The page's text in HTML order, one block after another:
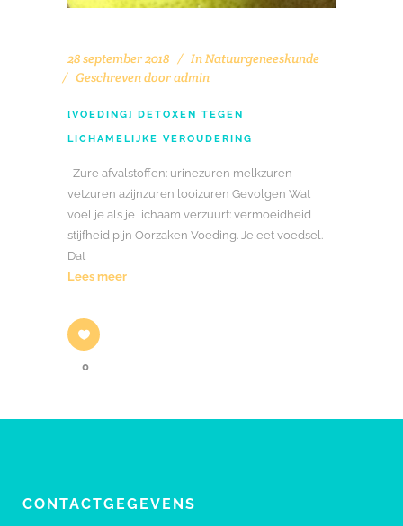
28 september 2018 InNatuurgeneeskunde
Geschreven dooradmin
[VOEDING] DETOXEN TEGEN
LICHAMELIJKE VEROUDERING
Zure afvalstoffen: urinezuren melkzuren
vetzuren azijnzuren looizuren Gevolgen Wat
voel je als je lichaam verzuurt: vermoeidheid
stijfheid pijn Oorzaken Voeding. Je eet voedsel.
Dat
Lees meer
0
CONTACTGEGEVENS